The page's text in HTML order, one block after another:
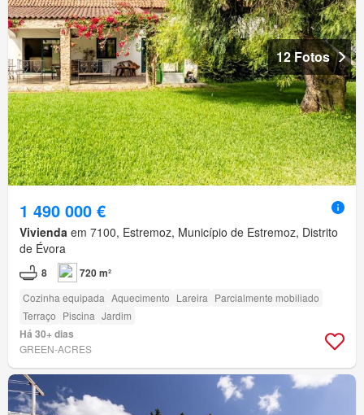
12 Fotos
1 490 000 €
Vivienda em 7100, Estremoz, Município de Estremoz, Distrito
de Évora
8 720 m²
Cozinha equipada Aquecimento Lareira Parcialmente mobiliado
Terraço Piscina Jardim
Há 30+ dias
GREEN-ACRES